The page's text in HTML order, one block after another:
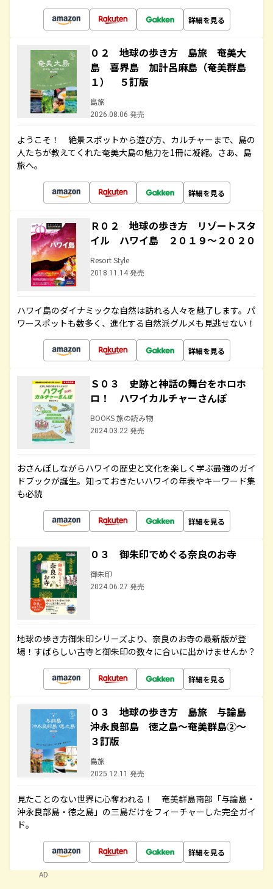
詳細を見る
０２ 地球の歩き方 島旅 奄美大
島 喜界島 加計呂麻島（奄美群島
１） ５訂版
島旅
2026.08.06 発売
ようこそ！ 絶景スポットから遊び方、カルチャーまで、島の
人たちが教えてくれた奄美大島の魅力を1冊に凝縮。さあ、島
旅へ。
詳細を見る
Ｒ０２ 地球の歩き方 リゾートスタ
イル ハワイ島 ２０１９～２０２０
Resort Style
2018.11.14 発売
ハワイ島のダイナミックな自然は訪れる人々を魅了します。パ
ワースポットも数多く、進化する自然派グルメも見逃せない！
詳細を見る
Ｓ０３ 史跡と神話の舞台をホロホ
ロ！ ハワイカルチャーさんぽ
BOOKS 旅の読み物
2024.03.22 発売
おさんぽしながらハワイの歴史と文化を楽しく学ぶ最強のガイ
ドブックが誕生。知っておきたいハワイの年表やキーワード集
も必読
詳細を見る
０３ 御朱印でめぐる奈良のお寺
御朱印
2024.06.27 発売
地球の歩き方御朱印シリーズより、奈良のお寺の最新版が登
場！すばらしい古寺と御朱印の数々に合いに出かけませんか？
詳細を見る
０３ 地球の歩き方 島旅 与論島
沖永良部島 徳之島～奄美群島②～
３訂版
島旅
2025.12.11 発売
見たことのない世界に心奪われる！ 奄美群島南部「与論島・
沖永良部島・徳之島」の三島だけをフィーチャーした完全ガイ
ド。
詳細を見る
AD